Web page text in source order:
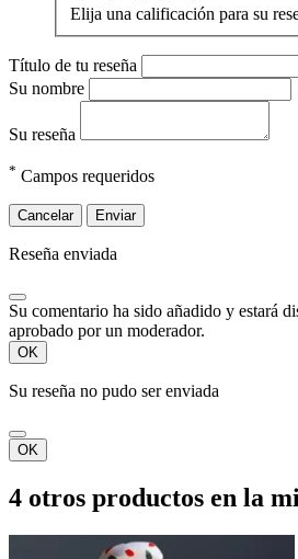
Elija una calificación para su
Título de tu reseña
Su nombre
Su reseña
* Campos requeridos
Cancelar Enviar
Reseña enviada
Su comentario ha sido añadido y estará
aprobado por un moderador.
OK
Su reseña no pudo ser enviada
OK
4 otros productos en la